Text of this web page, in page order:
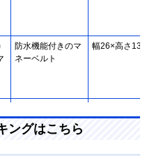
防水機能付きのマ
ネーベルト
幅26×高さ13cm
えるカバンタイプ
ングはこちら